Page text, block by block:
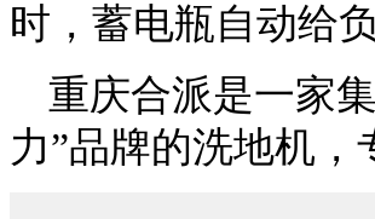
时，蓄电瓶自动给
重庆合派是一家
力”品牌的洗地机